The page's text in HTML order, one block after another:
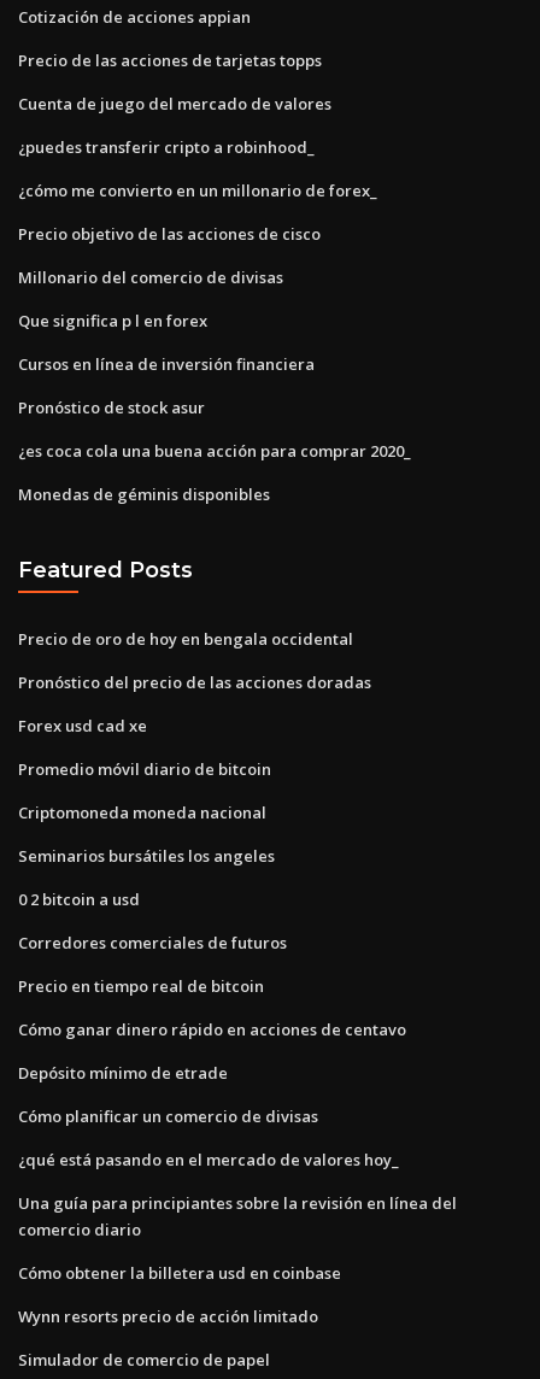
Cotización de acciones appian
Precio de las acciones de tarjetas topps
Cuenta de juego del mercado de valores
¿puedes transferir cripto a robinhood_
¿cómo me convierto en un millonario de forex_
Precio objetivo de las acciones de cisco
Millonario del comercio de divisas
Que significa p l en forex
Cursos en línea de inversión financiera
Pronóstico de stock asur
¿es coca cola una buena acción para comprar 2020_
Monedas de géminis disponibles
Featured Posts
Precio de oro de hoy en bengala occidental
Pronóstico del precio de las acciones doradas
Forex usd cad xe
Promedio móvil diario de bitcoin
Criptomoneda moneda nacional
Seminarios bursátiles los angeles
0 2 bitcoin a usd
Corredores comerciales de futuros
Precio en tiempo real de bitcoin
Cómo ganar dinero rápido en acciones de centavo
Depósito mínimo de etrade
Cómo planificar un comercio de divisas
¿qué está pasando en el mercado de valores hoy_
Una guía para principiantes sobre la revisión en línea del
comercio diario
Cómo obtener la billetera usd en coinbase
Wynn resorts precio de acción limitado
Simulador de comercio de papel